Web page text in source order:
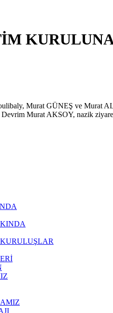
Murat GÜNEŞ ve Murat
Murat AKSOY, nazik